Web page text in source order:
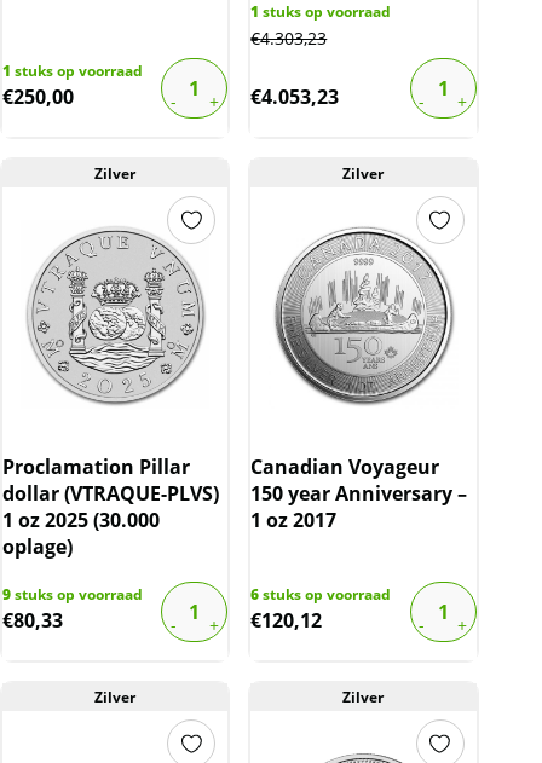
1 stuks op voorraad
€250,00
1 stuks op voorraad
€4.303,23
€4.053,23
Zilver
Proclamation Pillar
dollar (VTRAQUE-PLVS)
1 oz 2025 (30.000
oplage)
9stuks op voorraad
€80,33
Zilver
Canadian Voyageur
150 year Anniversary –
1 oz 2017
6stuks op voorraad
€120,12
Zilver Zilver